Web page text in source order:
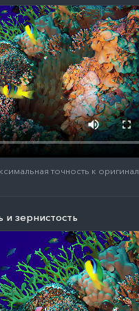
точность к
зернистость